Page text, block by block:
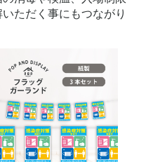
ただく事にもつながり